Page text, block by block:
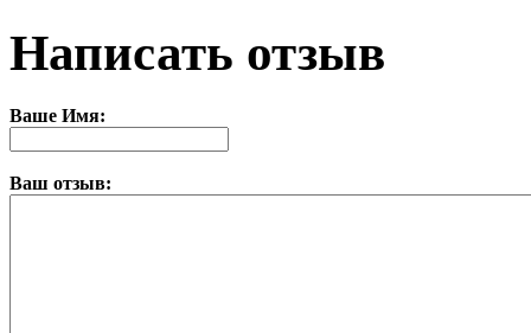
Написать отзыв
Ваше Имя:
Ваш отзыв: